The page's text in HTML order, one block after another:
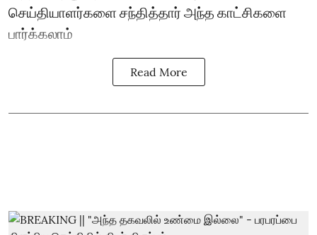
செய்தியாளர்களை சந்தித்தார் அந்த காட்சிகளை
பார்க்கலாம்
Read More